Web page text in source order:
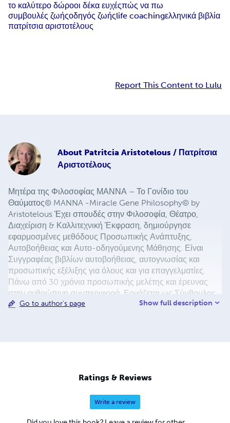
το καλύτερο δώροοι δέκα ευχέςπώς να πω
συμβουλές ζωήςοδηγός ζωήςlife coachingελληνικά βιβλία
πατρίτσια αριστοτέλους
Report This Content to Lulu
About Patritcia Aristotelous / Πατρίτσια
Αριστοτέλους
Μητέρα της Φιλοσοφίας ΜΑΝΝΑ – Το Γονίδιο του
Θαύματος© MANNA -Miracle Gene Philosophy© by
Aristotelous Έχει σπουδές στην Φιλοσοφία, Θέατρο,
Διαχείριση & Καλλιτεχνική Έκφραση, δημιούργησε
εφαρμοσμένες μεθόδους Προσωπικής Ανάπτυξης,
Αυτοβοήθειας και Αυτο-οδηγούμενης Μάθησης. Είναι
Συγγραφέας βιβλίων αυτοβοήθειας, αυτογνωσίας και
προσωπικής εξέλιξης για όλους και για επαγγελματίες.
Πάνω από 30 χρόνια προσωπικής μελέτης και έρευνας
στην ανθρώπινη συμπεριφορά. Εργάζεται ως Σύμβουλος
Φιλοσοφίας από 25000 ώρες με εκπαιδευόμενους,
Ομορφιά” “Τι Θα Πει ο Κόσμος;!” (κυκλοφορεί και σε μορφή
βιβλίου αυτοβοήθειας) “Ημερολόγιο Σκέψης &
Υλοποίησης” (κυκλοφορεί και σε μορφή βιβλίου
αυτοβοήθειας) “Νέα Αρχή, Νέα Ζωή” “Η Ψυχή του
Καλλιτέχνη” “Psyhostasis” “Δημιουργική Υποστήριξη” “Γίνε
Go to author's page Show full description
Ratings & Reviews
Write a review